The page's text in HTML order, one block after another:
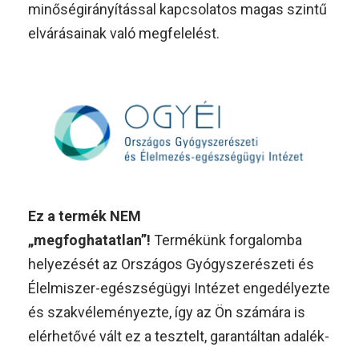
minőségirányítással kapcsolatos magas szintű
elvárásainak való megfelelést.
Ez a termék NEM
„megfoghatatlan”! Termékünk forgalomba
helyezését az Országos Gyógyszerészeti és
Élelmiszer-egészségügyi Intézet engedélyezte
és szakvéleményezte, így az Ön számára is
elérhetővé vált ez a tesztelt, garantáltan adalék-